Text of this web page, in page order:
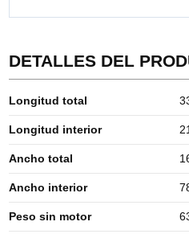
DETALLES DEL
Longitud total
Longitud interior
Ancho total
Ancho interior
Peso sin motor